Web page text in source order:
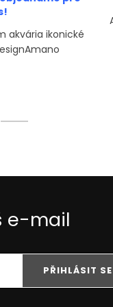
akvária ikonické
e-mail
PŘIHLÁSIT SE